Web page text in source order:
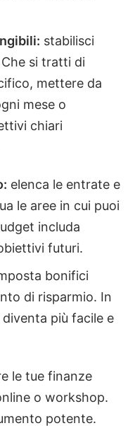
stabilisci
si tratti di
mettere da
mese o
chiari
elenca le entrate e
le aree in cui puoi
includa
futuri.
bonifici
di risparmio. In
più facile e
le tue finanze
o workshop.
potente.